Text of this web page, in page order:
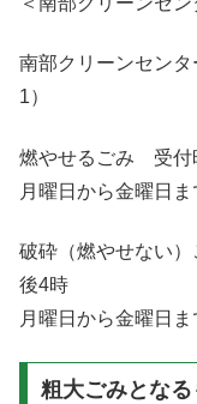
南部クリーンセン
1）
燃やせるごみ 受付
月曜日から金曜日ま
破砕（燃やせない
後4時
月曜日から金曜日ま
粗大ごみとなる